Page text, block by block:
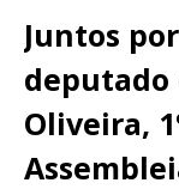
Juntos
deputado
Oliveira,